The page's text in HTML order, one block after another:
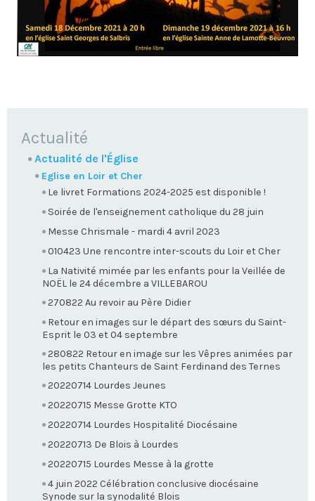
NAVIGATION
Actualité
Actualité de l'Église
Eglise en Loir et Cher
Le livret Formations 2024-2025 est disponible !
Soirée de l'enseignement catholique du 28 juin
Messe Chrismale - mardi 4 avril 2023
010423 Une rencontre inter-scouts du Loir et Cher
La Nativité mimée par les enfants pour la Veillée de
NOËL le 24 décembre a VILLEBAROU
270822 Au revoir au Père Didier
Retour en images sur le départ des sœurs du Saint-
Esprit le 03 et 04 septembre
280822 Retour en image sur les Vêpres animées par
les petits Chanteurs de Saint Ferdinand des Ternes
20220714 Lourdes Jeunes
20220715 Messe Grotte KTO
20220714 Lourdes Hospitalité Diocésaine
20220713 De Blois à Lourdes
20220715 Lourdes Messe à la grotte
4 juin 2022 Célébration conclusive diocésaine
Synode sur la synodalité Blois